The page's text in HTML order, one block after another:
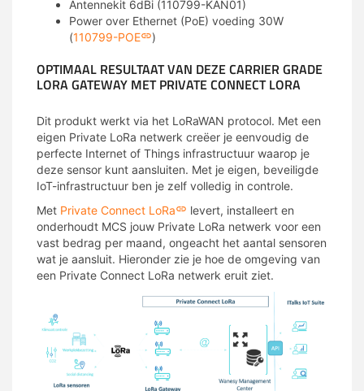
Antennekit 6dBi (110799-KAN01)
Power over Ethernet (PoE) voeding 30W
(110799-POE )
OPTIMAAL RESULTAAT VAN DEZE CARRIER GRADE
LORA GATEWAY MET PRIVATE CONNECT LORA
Dit produkt werkt via het LoRaWAN protocol. Met een
eigen Private LoRa netwerk creëer je eenvoudig de
perfecte Internet of Things infrastructuur waarop je
deze sensor kunt aansluiten. Met je eigen, beveiligde
IoT-infrastructuur ben je zelf volledig in controle.
Met Private Connect LoRa
levert, installeert en
onderhoudt MCS jouw Private LoRa netwerk voor een
vast bedrag per maand, ongeacht het aantal sensoren
wat je aansluit. Hieronder zie je hoe de omgeving van
een Private Connect LoRa netwerk eruit ziet.